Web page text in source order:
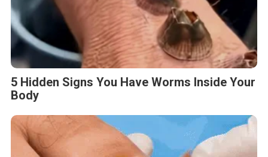
5 Hidden Signs You Have Worms Inside Your
Body